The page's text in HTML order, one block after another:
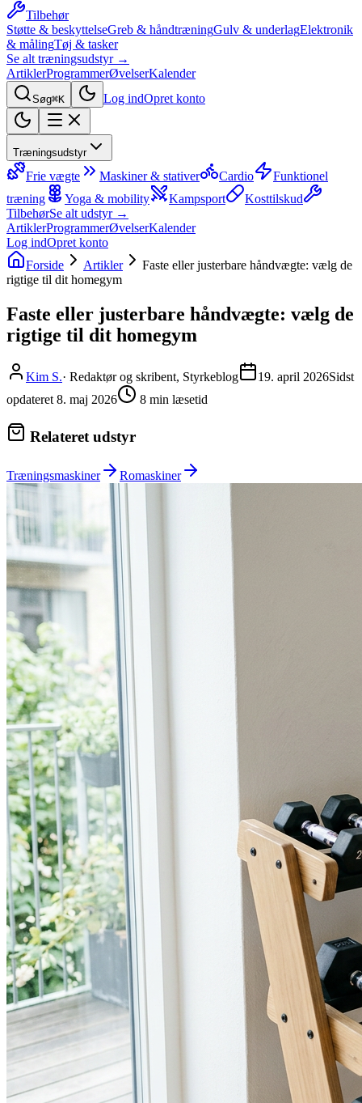
Tilbehør
Støtte & beskyttelseGreb & håndtræningGulv & underlagElektronik
& målingTøj & tasker
Se alt træningsudstyr →
ArtiklerProgrammerØvelserKalender
Søg⌘K Log indOpret konto
Træningsudstyr
Frie vægte Maskiner & stativer Cardio
Funktionel
træning
Yoga & mobility Kampsport
Kosttilskud
TilbehørSe alt udstyr →
ArtiklerProgrammerØvelserKalender
Log indOpret konto
Forside
Artikler
Faste eller justerbare håndvægte: vælg de
rigtige til dit homegym
Faste eller justerbare håndvægte: vælg de
rigtige til dit homegym
Kim S.· Redaktør og skribent, Styrkeblog 19. april 2026Sidst
opdateret 8. maj 2026 8 min læsetid
Relateret udstyr
Træningsmaskiner Romaskiner